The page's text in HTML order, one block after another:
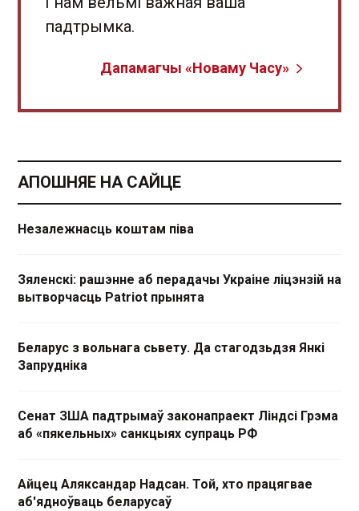
падтрымка.
Дапамагчы «Новаму Часу»
АПОШНЯЕ НА САЙЦЕ
Незалежнасць коштам піва
Зяленскі: рашэнне аб перадачы Украіне ліцэнзій на
вытворчасць Patriot прынята
Беларус з вольнага сьвету. Да стагодзьдзя Янкі
Запрудніка
Сенат ЗША падтрымаў законапраект Ліндсі Грэма
аб «пякельных» санкцыях супраць РФ
Айцец Аляксандар Надсан. Той, хто працягвае
аб'ядноўваць беларусаў